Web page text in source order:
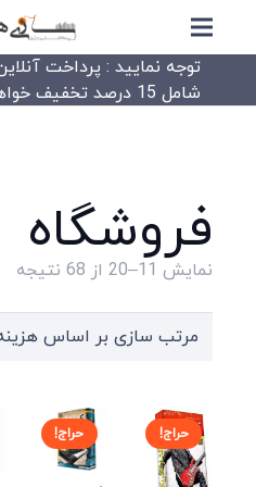
توجه نمایید : پرداخت
شامل 15 درصد تخفیف خواهد شد.
فروشگاه
نمایش 11–20 از 68 نتیجه
حراج! حراج!